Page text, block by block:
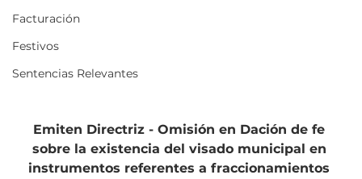
Facturación
Festivos
Sentencias Relevantes
Emiten Directriz - Omisión en Dación de fe
sobre la existencia del visado municipal en
instrumentos referentes a fraccionamientos